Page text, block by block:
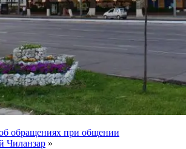
обращениях при общении
Чиланзар »